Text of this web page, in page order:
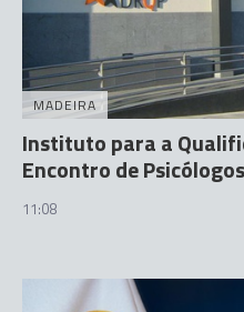
MADEIRA
Instituto para a
Encontro de Psicólogos
11:08